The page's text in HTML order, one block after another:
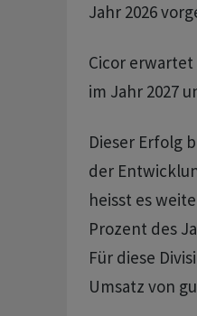
Jahr 2026
Cicor
im Jahr 2027
Dieser Erfolg
der
heisst es
Prozent des
Für diese
Umsatz von